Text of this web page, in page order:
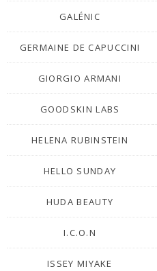
GALÉNIC
GERMAINE DE CAPUCCINI
GIORGIO ARMANI
GOODSKIN LABS
HELENA RUBINSTEIN
HELLO SUNDAY
HUDA BEAUTY
I.C.O.N
ISSEY MIYAKE